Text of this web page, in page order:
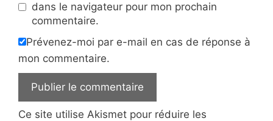
dans le navigateur pour mon prochain
commentaire.
Prévenez-moi par e-mail en cas de réponse à
mon commentaire.
Ce site utilise Akismet pour réduire les